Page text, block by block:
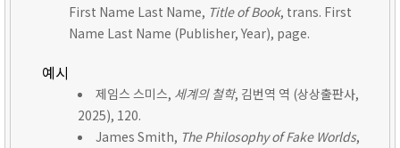
First Name Last Name, Title of Book, trans. First
Name Last Name (Publisher, Year), page.
예시
제임스 스미스, 세계의 철학, 김번역 역 (상상출판사,
2025), 120.
James Smith, The Philosophy of Fake Worlds,